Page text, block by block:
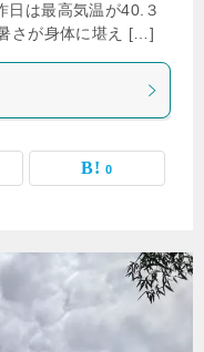
日は最高気温が40.３
さが身体に堪え […]
0